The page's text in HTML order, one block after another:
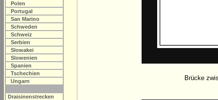
Polen
Portugal
San Marino
Schweden
Schweiz
Serbien
Slowakei
Slowenien
Spanien
Tschechien
Ungarn
Draisinenstrecken
Brücke